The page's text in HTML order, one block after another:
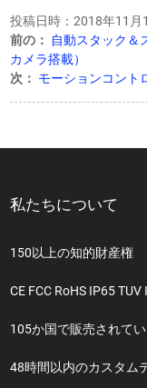
投稿日時：2018年11月
前の：
自動スタック＆
カメラ搭載）
次： モーションコント
私たちについて
150以上の知的財産権
CE FCC RoHS IP65 TUV
105か国で販売されて
48時間以内のカスタム